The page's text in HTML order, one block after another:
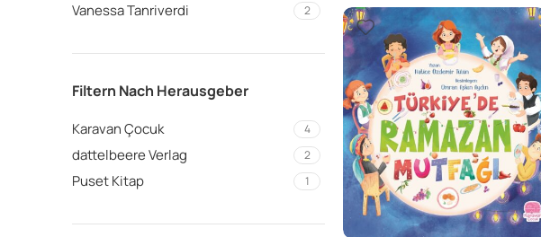
Vanessa Tanriverdi 2
Filtern Nach Herausgeber
Karavan Çocuk 4
dattelbeere Verlag 2
Puset Kitap 1